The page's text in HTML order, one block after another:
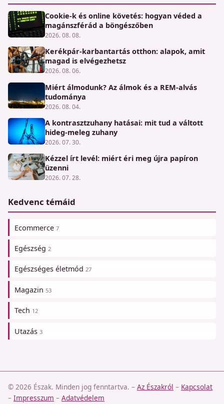
Cookie-k és online követés: hogyan véded a
magánszférád a böngészőben
2026. 08. 08.
Kerékpár-karbantartás otthon: alapok, amit
magad is elvégezhetsz
2026. 08. 06.
Miért álmodunk? Az álmok és a REM-alvás
tudománya
2026. 08. 04.
A kontrasztzuhany hatásai: mit tud a váltott
hideg-meleg zuhany
2026. 07. 30.
Kézzel írt levél: miért éri meg újra papíron
üzenni
2026. 07. 28.
Kedvenc témáid
Ecommerce 7
Egészség 2
Egészséges életmód 27
Magazin 53
Tech 12
Utazás 3
© 2026 Észak. Minden jog fenntartva. – Az Északról – Kapcsolat
– Impresszum – Adatvédelem